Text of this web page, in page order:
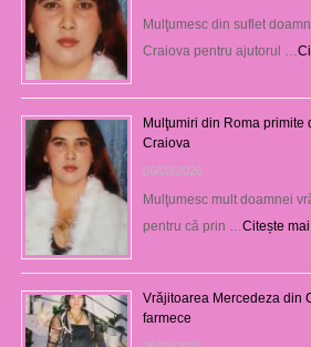
Mulţumesc din suflet
Craiova pentru ajutorul …
Mulţumiri din Roma primite
Craiova
06/08/2026
Mulţumesc mult doamnei
pentru că prin … Citește
Vrăjitoarea Mercedeza din
farmece